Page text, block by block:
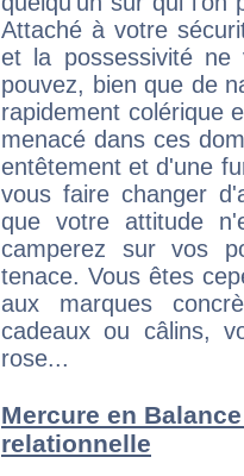
Attaché à votre
et la possessivité
pouvez, bien que de
rapidement colérique
menacé dans ces
entêtement et d'une
vous faire changer
que votre attitude
camperez sur vos
tenace. Vous êtes
aux marques
cadeaux ou câlins,
rose...
Mercure en
relationnelle